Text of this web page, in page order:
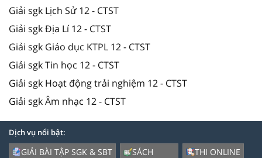
Giải sgk Lịch Sử 12 - CTST
Giải sgk Địa Lí 12 - CTST
Giải sgk Giáo dục KTPL 12 - CTST
Giải sgk Tin học 12 - CTST
Giải sgk Hoạt động trải nghiệm 12 - CTST
Giải sgk Âm nhạc 12 - CTST
Dịch vụ nổi bật:
GIẢI BÀI TẬP SGK & SBT
SÁCH
THI ONLINE